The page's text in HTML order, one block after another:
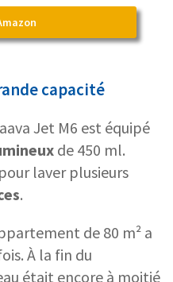
capacité
Jet M6 est équipé
de 450 ml.
laver plusieurs
.
de 80 m² a
À la fin du
était encore à moitié